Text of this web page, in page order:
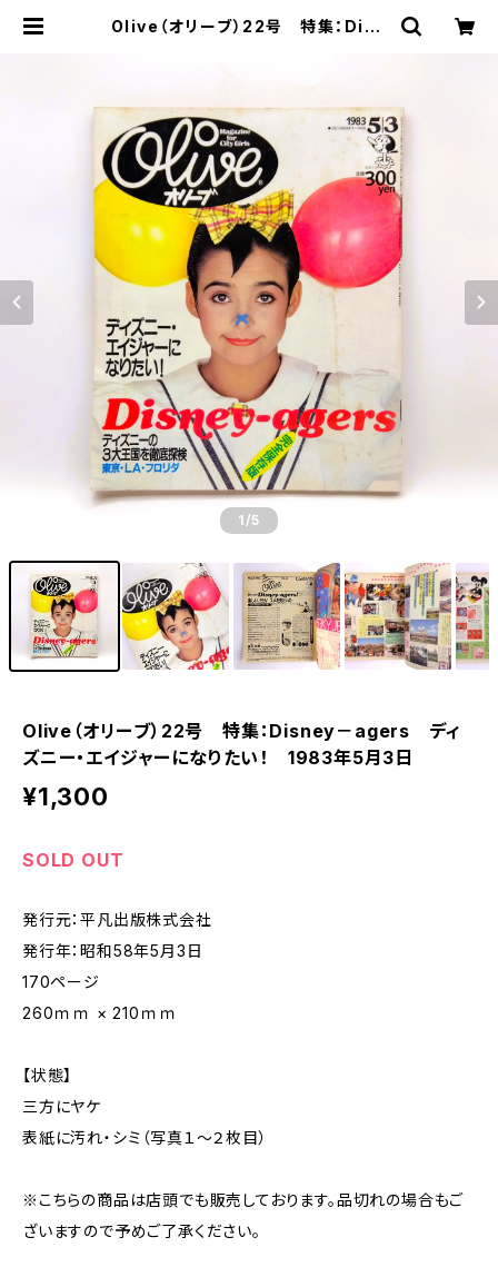
Olive（オリーブ）22号 特集：Disn
1 /5
Olive（オリーブ）22号 特集：Disney－agers ディ
ズニー・エイジャーになりたい！ 1983年5月3日
¥1,300
SOLD OUT
発行元：平凡出版株式会社
発行年：昭和58年5月3日
170ページ
260ｍｍ × 210ｍｍ
【状態】
三方にヤケ
表紙に汚れ・シミ（写真１～２枚目）
※こちらの商品は店頭でも販売しております。品切れの場合もご
ざいますので予めご了承ください。